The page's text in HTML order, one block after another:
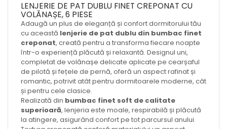
LENJERIE DE PAT DUBLU FINET CREPONAT CU
VOLĂNAȘE, 6 PIESE
Adaugă un plus de eleganță și confort dormitorului tău
cu această lenjerie de pat dublu din bumbac finet
creponat, creată pentru a transforma fiecare noapte
într-o experiență plăcută și relaxantă. Designul uni,
completat de volănașe delicate aplicate pe cearșaful
de pilotă și fețele de pernă, oferă un aspect rafinat și
romantic, potrivit atât pentru dormitoarele moderne, cât
și pentru cele clasice.
Realizată din bumbac finet soft de calitate
superioară, lenjeria este moale, respirabilă și plăcută
la atingere, asigurând confort pe tot parcursul anului.